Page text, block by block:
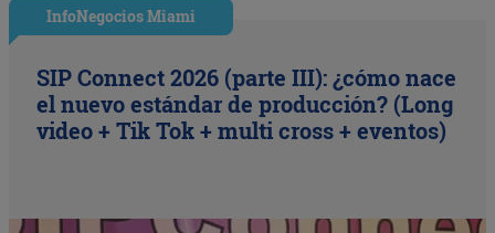
InfoNegocios Miami
SIP Connect 2026 (parte III): ¿cómo nace
el nuevo estándar de producción? (Long
video + Tik Tok + multi cross + eventos)